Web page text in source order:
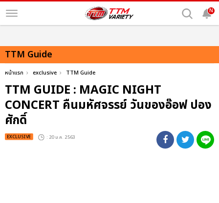
N
TTM Guide
หน้าแรก exclusive TTM Guide
TTM GUIDE : MAGIC NIGHT
CONCERT คืนมหัศจรรย์ วันของอ๊อฟ ปอง
ศักดิ์
EXCLUSIVE : 20 ม.ค. 2563